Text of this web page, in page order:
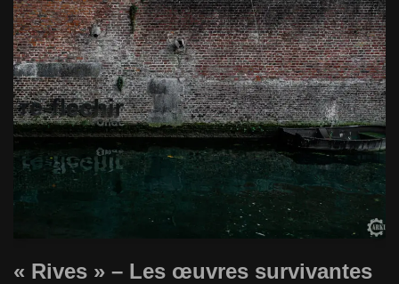
« Rives » – Les œuvres survivantes